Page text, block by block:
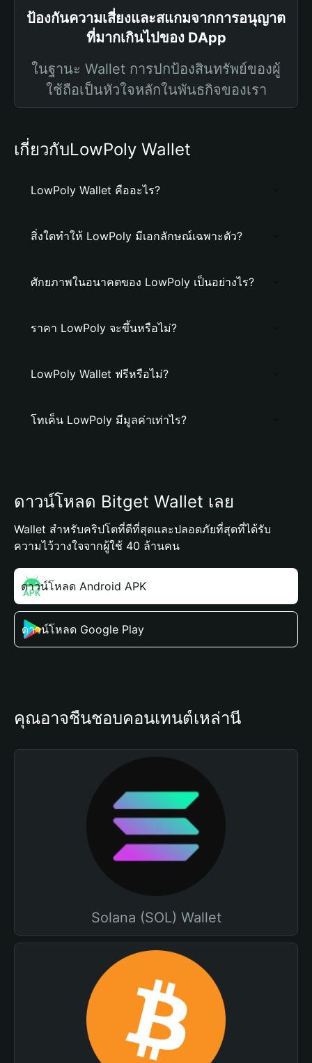
ป้องกันความเสี่ยงและสแกมจากการอนุญาต
ที่มากเกินไปของ DApp
ในฐานะ Wallet การปกป้องสินทรัพย์ของผู้
ใช้ถือเป็นหัวใจหลักในพันธกิจของเรา
เกี่ยวกับLowPoly Wallet
LowPoly Wallet คืออะไร?
สิ่งใดทำให้ LowPoly มีเอกลักษณ์เฉพาะตัว?
ศักยภาพในอนาคตของ LowPoly เป็นอย่างไร?
ราคา LowPoly จะขึ้นหรือไม่?
LowPoly Wallet ฟรีหรือไม่?
โทเค็น LowPoly มีมูลค่าเท่าไร?
ดาวน์โหลด Bitget Wallet เลย
Wallet สำหรับคริปโตที่ดีที่สุดและปลอดภัยที่สุดที่ได้รับ
ความไว้วางใจจากผู้ใช้ 40 ล้านคน
ดาวน์โหลด Android APK
ดาวน์โหลด Google Play
คุณอาจชื่นชอบคอนเทนต์เหล่านี้
Solana (SOL) Wallet